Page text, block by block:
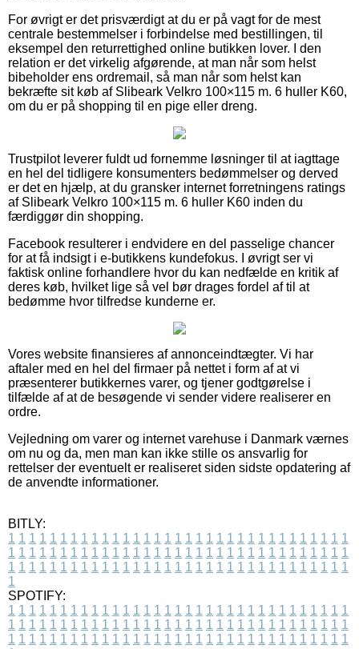
For øvrigt er det prisværdigt at du er på vagt for de mest
centrale bestemmelser i forbindelse med bestillingen, til
eksempel den returrettighed online butikken lover. I den
relation er det virkelig afgørende, at man når som helst
bibeholder ens ordremail, så man når som helst kan
bekræfte sit køb af Slibeark Velkro 100×115 m. 6 huller K60,
om du er på shopping til en pige eller dreng.
Trustpilot leverer fuldt ud fornemme løsninger til at iagttage
en hel del tidligere konsumenters bedømmelser og derved
er det en hjælp, at du gransker internet forretningens ratings
af Slibeark Velkro 100×115 m. 6 huller K60 inden du
færdiggør din shopping.
Facebook resulterer i endvidere en del passelige chancer
for at få indsigt i e-butikkens kundefokus. I øvrigt ser vi
faktisk online forhandlere hvor du kan nedfælde en kritik af
deres køb, hvilket lige så vel bør drages fordel af til at
bedømme hvor tilfredse kunderne er.
Vores website finansieres af annonceindtægter. Vi har
aftaler med en hel del firmaer på nettet i form af at vi
præsenterer butikkernes varer, og tjener godtgørelse i
tilfælde af at de besøgende vi sender videre realiserer en
ordre.
Vejledning om varer og internet varehuse i Danmark værnes
om nu og da, men man kan ikke stille os ansvarlig for
rettelser der eventuelt er realiseret siden sidste opdatering af
de anvendte informationer.
BITLY:
1 1 1 1 1 1 1 1 1 1 1 1 1 1 1 1 1 1 1 1 1 1 1 1 1 1 1 1 1 1 1 1 1
1 1 1 1 1 1 1 1 1 1 1 1 1 1 1 1 1 1 1 1 1 1 1 1 1 1 1 1 1 1 1 1 1
1 1 1 1 1 1 1 1 1 1 1 1 1 1 1 1 1 1 1 1 1 1 1 1 1 1 1 1 1 1 1 1 1
1
SPOTIFY:
1 1 1 1 1 1 1 1 1 1 1 1 1 1 1 1 1 1 1 1 1 1 1 1 1 1 1 1 1 1 1 1 1
1 1 1 1 1 1 1 1 1 1 1 1 1 1 1 1 1 1 1 1 1 1 1 1 1 1 1 1 1 1 1 1 1
1 1 1 1 1 1 1 1 1 1 1 1 1 1 1 1 1 1 1 1 1 1 1 1 1 1 1 1 1 1 1 1 1